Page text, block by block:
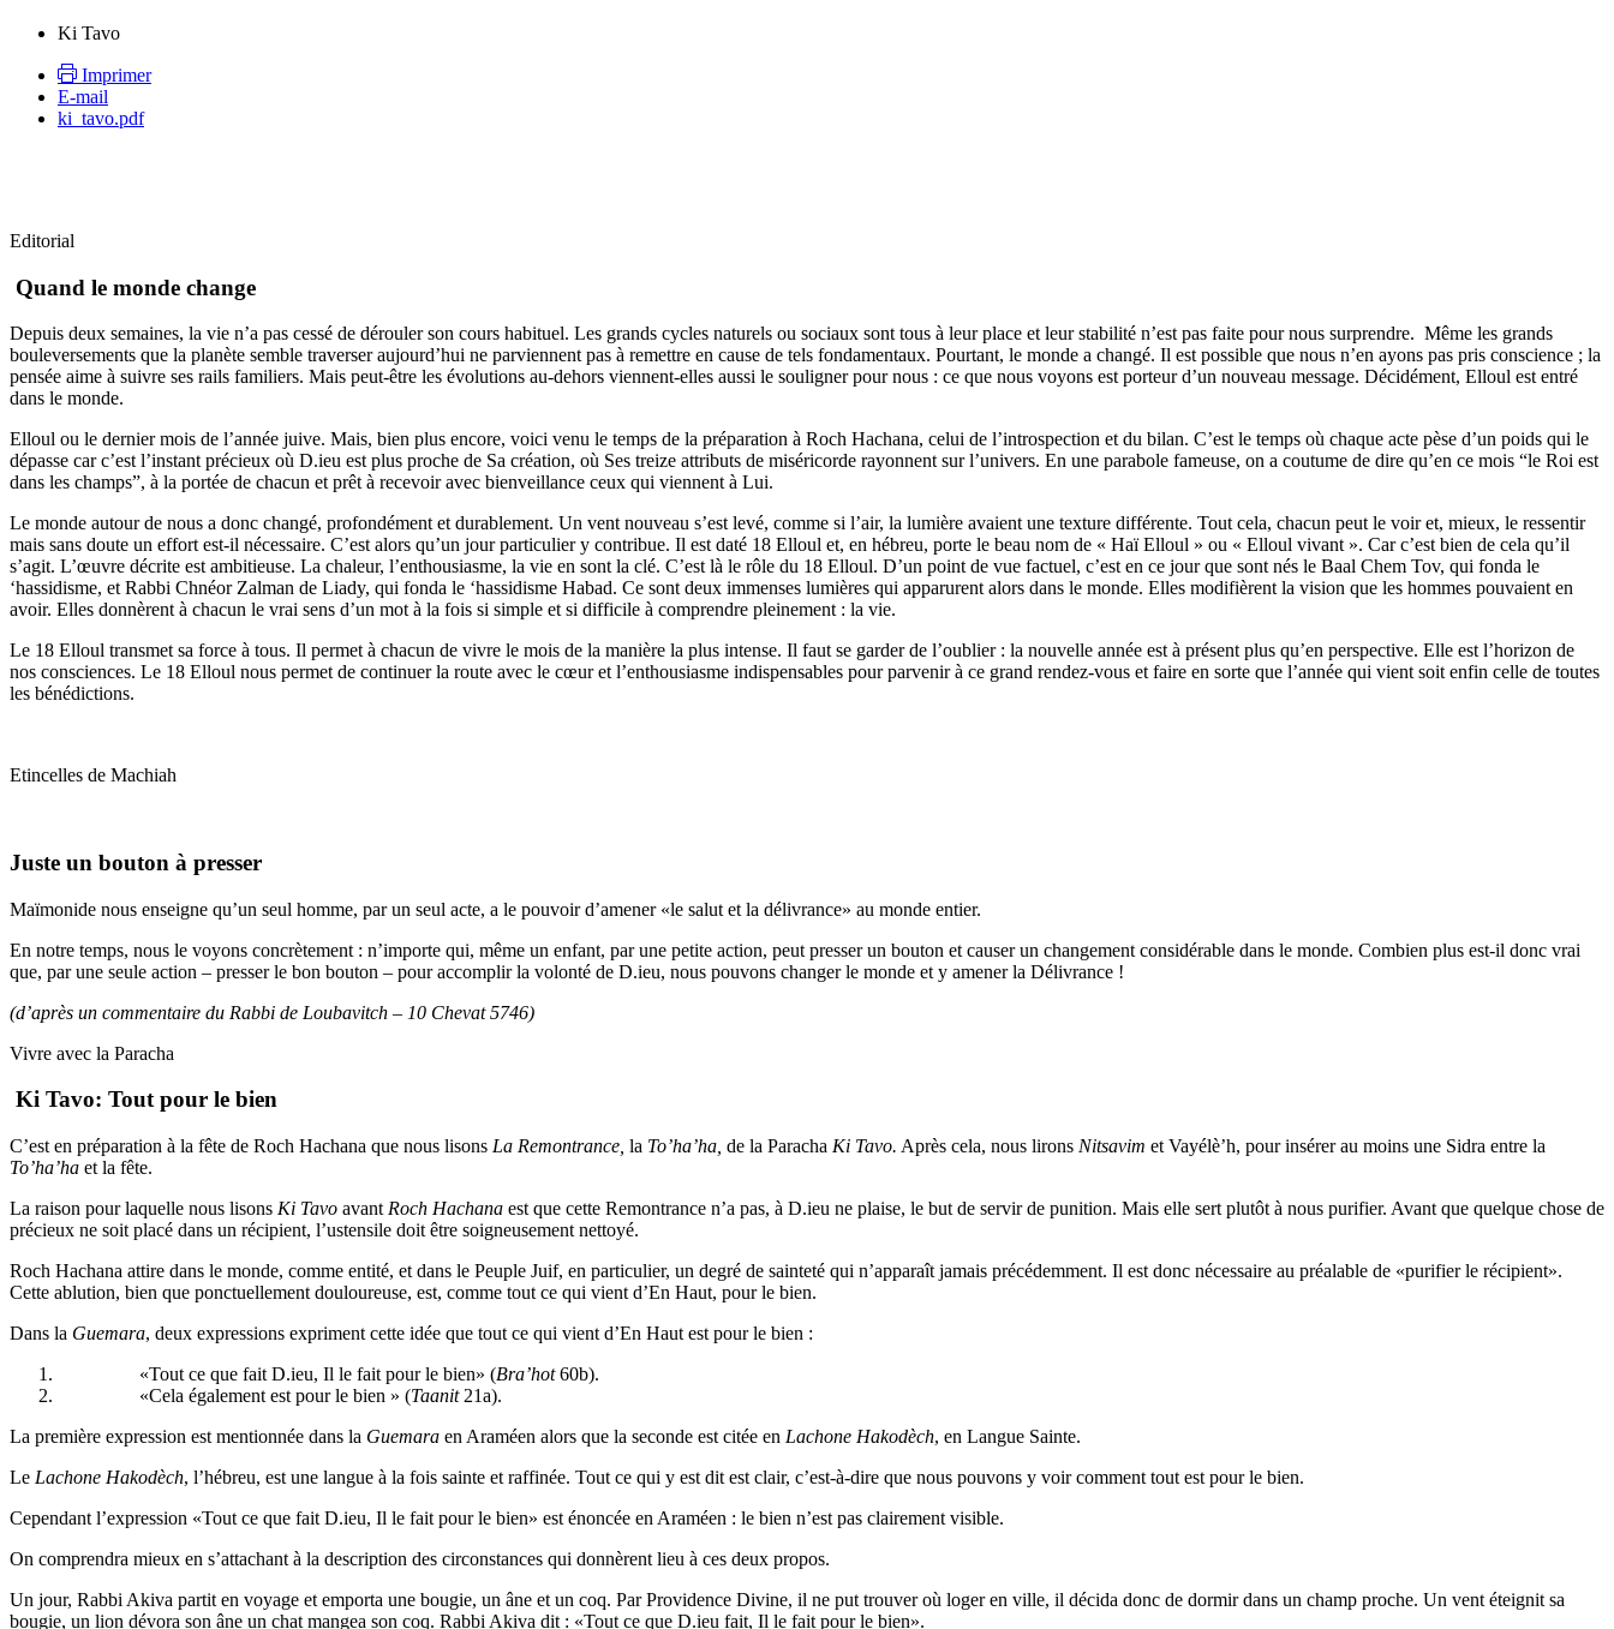
Ki Tavo
Imprimer
E-mail
ki_tavo.pdf
Editorial
Quand le monde change
Depuis deux semaines, la vie n’a pas cessé de dérouler son cours habituel. Les grands cycles naturels ou sociaux sont tous à leur place et leur stabilité n’est pas faite pour nous surprendre. Même les grands
bouleversements que la planète semble traverser aujourd’hui ne parviennent pas à remettre en cause de tels fondamentaux. Pourtant, le monde a changé. Il est possible que nous n’en ayons pas pris conscience ; la
pensée aime à suivre ses rails familiers. Mais peut-être les évolutions au-dehors viennent-elles aussi le souligner pour nous : ce que nous voyons est porteur d’un nouveau message. Décidément, Elloul est entré
dans le monde.
Elloul ou le dernier mois de l’année juive. Mais, bien plus encore, voici venu le temps de la préparation à Roch Hachana, celui de l’introspection et du bilan. C’est le temps où chaque acte pèse d’un poids qui le
dépasse car c’est l’instant précieux où D.ieu est plus proche de Sa création, où Ses treize attributs de miséricorde rayonnent sur l’univers. En une parabole fameuse, on a coutume de dire qu’en ce mois “le Roi est
dans les champs”, à la portée de chacun et prêt à recevoir avec bienveillance ceux qui viennent à Lui.
Le monde autour de nous a donc changé, profondément et durablement. Un vent nouveau s’est levé, comme si l’air, la lumière avaient une texture différente. Tout cela, chacun peut le voir et, mieux, le ressentir
mais sans doute un effort est-il nécessaire. C’est alors qu’un jour particulier y contribue. Il est daté 18 Elloul et, en hébreu, porte le beau nom de « Haï Elloul » ou « Elloul vivant ». Car c’est bien de cela qu’il
s’agit. L’œuvre décrite est ambitieuse. La chaleur, l’enthousiasme, la vie en sont la clé. C’est là le rôle du 18 Elloul. D’un point de vue factuel, c’est en ce jour que sont nés le Baal Chem Tov, qui fonda le
‘hassidisme, et Rabbi Chnéor Zalman de Liady, qui fonda le ‘hassidisme Habad. Ce sont deux immenses lumières qui apparurent alors dans le monde. Elles modifièrent la vision que les hommes pouvaient en
avoir. Elles donnèrent à chacun le vrai sens d’un mot à la fois si simple et si difficile à comprendre pleinement : la vie.
Le 18 Elloul transmet sa force à tous. Il permet à chacun de vivre le mois de la manière la plus intense. Il faut se garder de l’oublier : la nouvelle année est à présent plus qu’en perspective. Elle est l’horizon de
nos consciences. Le 18 Elloul nous permet de continuer la route avec le cœur et l’enthousiasme indispensables pour parvenir à ce grand rendez-vous et faire en sorte que l’année qui vient soit enfin celle de toutes
les bénédictions.
Etincelles de Machiah
Juste un bouton à presser
Maïmonide nous enseigne qu’un seul homme, par un seul acte, a le pouvoir d’amener «le salut et la délivrance» au monde entier.
En notre temps, nous le voyons concrètement : n’importe qui, même un enfant, par une petite action, peut presser un bouton et causer un changement considérable dans le monde. Combien plus est-il donc vrai
que, par une seule action – presser le bon bouton – pour accomplir la volonté de D.ieu, nous pouvons changer le monde et y amener la Délivrance !
(d’après un commentaire du Rabbi de Loubavitch – 10 Chevat 5746)
Vivre avec la Paracha
Ki Tavo: Tout pour le bien
C’est en préparation à la fête de Roch Hachana que nous lisons La Remontrance, la To’ha’ha, de la Paracha Ki Tavo. Après cela, nous lirons Nitsavim et Vayélè’h, pour insérer au moins une Sidra entre la
To’ha’ha et la fête.
La raison pour laquelle nous lisons Ki Tavo avant Roch Hachana est que cette Remontrance n’a pas, à D.ieu ne plaise, le but de servir de punition. Mais elle sert plutôt à nous purifier. Avant que quelque chose de
précieux ne soit placé dans un récipient, l’ustensile doit être soigneusement nettoyé.
Roch Hachana attire dans le monde, comme entité, et dans le Peuple Juif, en particulier, un degré de sainteté qui n’apparaît jamais précédemment. Il est donc nécessaire au préalable de «purifier le récipient».
Cette ablution, bien que ponctuellement douloureuse, est, comme tout ce qui vient d’En Haut, pour le bien.
Dans la Guemara, deux expressions expriment cette idée que tout ce qui vient d’En Haut est pour le bien :
«Tout ce que fait D.ieu, Il le fait pour le bien» (Bra’hot60b).
«Cela également est pour le bien » (Taanit21a).
La première expression est mentionnée dans la Guemara en Araméen alors que la seconde est citée en Lachone Hakodèch, en Langue Sainte.
Le Lachone Hakodèch, l’hébreu, est une langue à la fois sainte et raffinée. Tout ce qui y est dit est clair, c’est-à-dire que nous pouvons y voir comment tout est pour le bien.
Cependant l’expression «Tout ce que fait D.ieu, Il le fait pour le bien» est énoncée en Araméen : le bien n’est pas clairement visible.
On comprendra mieux en s’attachant à la description des circonstances qui donnèrent lieu à ces deux propos.
Un jour, Rabbi Akiva partit en voyage et emporta une bougie, un âne et un coq. Par Providence Divine, il ne put trouver où loger en ville, il décida donc de dormir dans un champ proche. Un vent éteignit sa
bougie, un lion dévora son âne un chat mangea son coq. Rabbi Akiva dit : «Tout ce que D.ieu fait, Il le fait pour le bien».